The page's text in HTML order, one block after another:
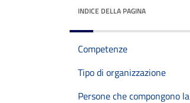
INDICE DELLA PAGINA
Competenze
Tipo di organizzazione
Persone che compongono la